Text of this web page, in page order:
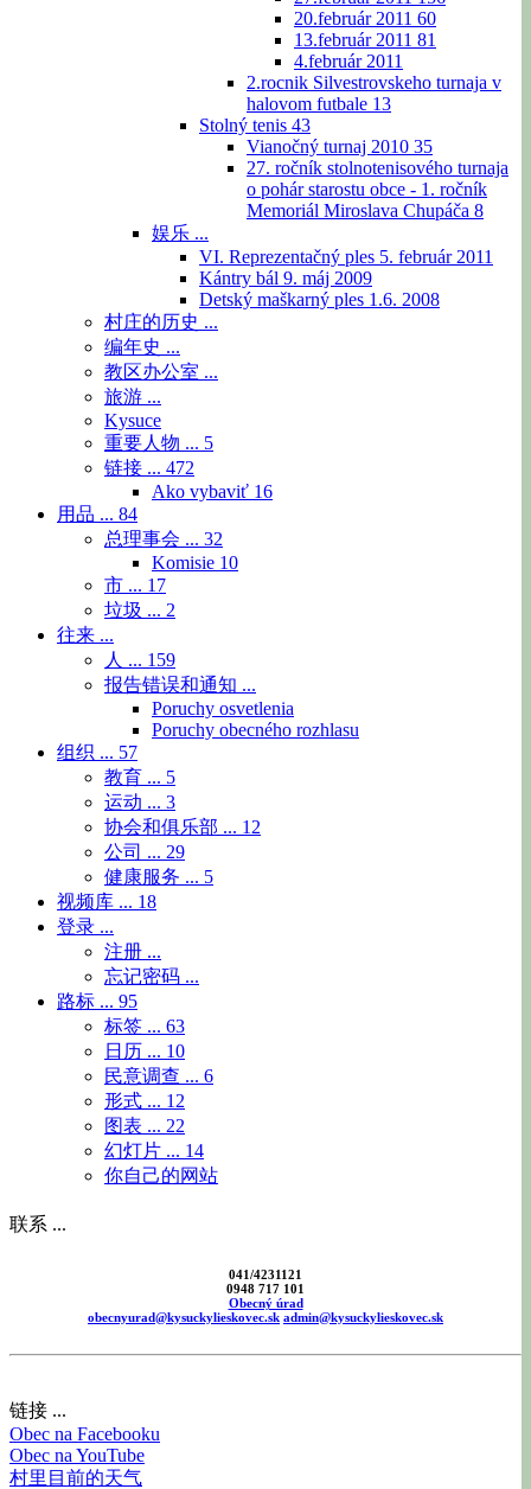
20.február 2011 60
13.február 2011 81
4.február 2011
2.rocnik Silvestrovskeho turnaja v
halovom futbale 13
Stolný tenis 43
Vianočný turnaj 2010 35
27. ročník stolnotenisového turnaja
o pohár starostu obce - 1. ročník
Memoriál Miroslava Chupáča 8
娱乐 ...
VI. Reprezentačný ples 5. február 2011
Kántry bál 9. máj 2009
Detský maškarný ples 1.6. 2008
村庄的历史 ...
编年史 ...
教区办公室 ...
旅游 ...
Kysuce
重要人物 ... 5
链接 ... 472
Ako vybaviť 16
用品 ... 84
总理事会 ... 32
Komisie 10
市 ... 17
垃圾 ... 2
往来 ...
人 ... 159
报告错误和通知 ...
Poruchy osvetlenia
Poruchy obecného rozhlasu
组织 ... 57
教育 ... 5
运动 ... 3
协会和俱乐部 ... 12
公司 ... 29
健康服务 ... 5
视频库 ... 18
登录 ...
注册 ...
忘记密码 ...
路标 ... 95
标签 ... 63
日历 ... 10
民意调查 ... 6
形式 ... 12
图表 ... 22
幻灯片 ... 14
你自己的网站
联系 ...
041/4231121
0948 717 101
Obecný úrad
obecnyurad@kysuckylieskovec.sk admin@kysuckylieskovec.sk
链接 ...
Obec na Facebooku
Obec na YouTube
村里目前的天气